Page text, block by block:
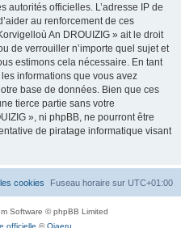
autorités officielles. L’adresse IP de
au renforcement de ces
An DROUIZIG » ait le droit
de verrouiller n’importe quel sujet et
estimons cela nécessaire. En tant
informations que vous avez
base de données. Bien que ces
tierce partie sans votre
», ni phpBB, ne pourront être
de piratage informatique visant
Fuseau horaire sur UTC+01:00
cookies
Software © phpBB Limited
officielle ©Qiaeru